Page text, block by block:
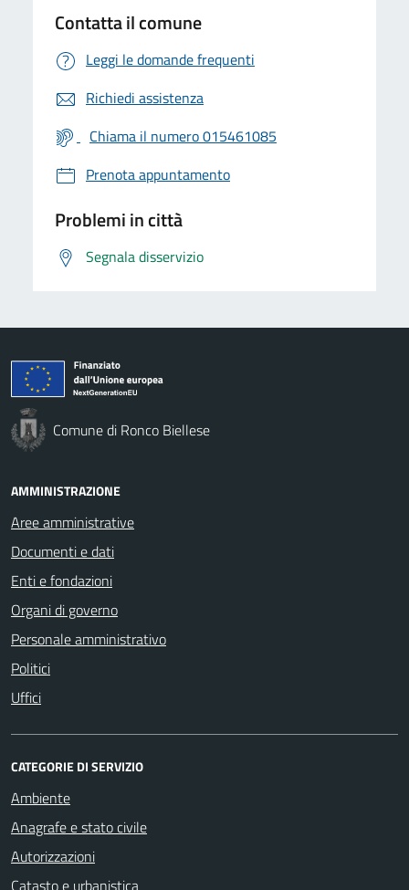
Contatta il comune
Leggi le domande frequenti
Richiedi assistenza
Chiama il numero 015461085
Prenota appuntamento
Problemi in città
Segnala disservizio
Comune di Ronco Biellese
AMMINISTRAZIONE
Aree amministrative
Documenti e dati
Enti e fondazioni
Organi di governo
Personale amministrativo
Politici
Uffici
CATEGORIE DI SERVIZIO
Ambiente
Anagrafe e stato civile
Autorizzazioni
Catasto e urbanistica